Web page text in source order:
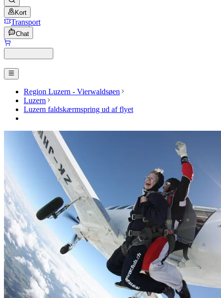
Kort
Transport
Chat
Region Luzern - Vierwaldsøen
Luzern
Luzern faldskærmspring ud af flyet